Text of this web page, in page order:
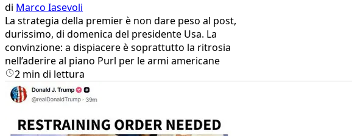
di Marco Iasevoli
La strategia della premier è non dare peso al post,
durissimo, di domenica del presidente Usa. La
convinzione: a dispiacere è soprattutto la ritrosia
nell’aderire al piano Purl per le armi americane
2 min di lettura